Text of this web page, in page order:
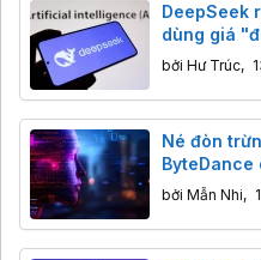
DeepSeek
dùng giá
bởi Hư Trúc,
Né đòn
mô hình AI
bởi Mẫn Nhi,